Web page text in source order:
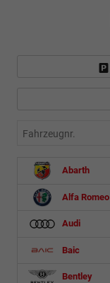
Fahrzeugnr.
Abarth
Alfa Romeo
Audi
Baic
Bentley